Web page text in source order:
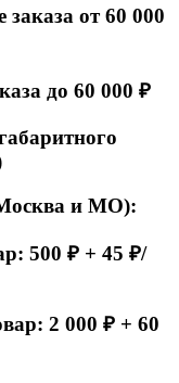
от 60 000
до 60 000 ₽
и МО):
500 ₽ + 45 ₽/
2 000 ₽ + 60